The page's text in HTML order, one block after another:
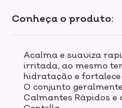
Conheça o produto:
Acalma e suaviza
irritada, ao mesmo
hidratação e
O conjunto
Calmantes Rápidos e